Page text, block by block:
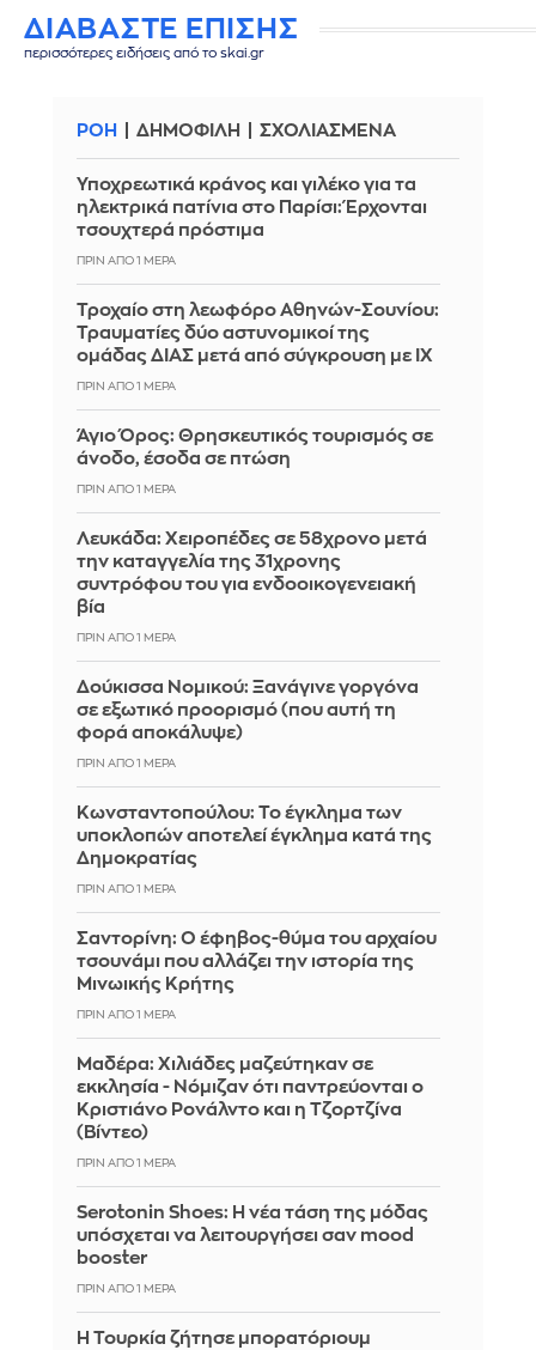
ΔΙΑΒΑΣΤΕ ΕΠΙΣΗΣ
περισσότερες ειδήσεις από το skai.gr
ΡΟΗ ΔΗΜΟΦΙΛΗ ΣΧΟΛΙΑΣΜΕΝΑ
Υποχρεωτικά κράνος και γιλέκο για τα
ηλεκτρικά πατίνια στο Παρίσι: Έρχονται
τσουχτερά πρόστιμα
ΠΡΙΝ ΑΠΌ 1 ΜΈΡΑ
Τροχαίο στη λεωφόρο Αθηνών-Σουνίου:
Τραυματίες δύο αστυνομικοί της
ομάδας ΔΙΑΣ μετά από σύγκρουση με ΙΧ
ΠΡΙΝ ΑΠΌ 1 ΜΈΡΑ
Άγιο Όρος: Θρησκευτικός τουρισμός σε
άνοδο, έσοδα σε πτώση
ΠΡΙΝ ΑΠΌ 1 ΜΈΡΑ
Λευκάδα: Χειροπέδες σε 58χρονο μετά
την καταγγελία της 31χρονης
συντρόφου του για ενδοοικογενειακή
βία
ΠΡΙΝ ΑΠΌ 1 ΜΈΡΑ
Δούκισσα Νομικού: Ξανάγινε γοργόνα
σε εξωτικό προορισμό (που αυτή τη
φορά αποκάλυψε)
ΠΡΙΝ ΑΠΌ 1 ΜΈΡΑ
Κωνσταντοπούλου: Το έγκλημα των
υποκλοπών αποτελεί έγκλημα κατά της
Δημοκρατίας
ΠΡΙΝ ΑΠΌ 1 ΜΈΡΑ
Σαντορίνη: Ο έφηβος-θύμα του αρχαίου
τσουνάμι που αλλάζει την ιστορία της
Μινωικής Κρήτης
ΠΡΙΝ ΑΠΌ 1 ΜΈΡΑ
Μαδέρα: Χιλιάδες μαζεύτηκαν σε
εκκλησία - Νόμιζαν ότι παντρεύονται ο
Κριστιάνο Ρονάλντο και η Τζορτζίνα
(Βίντεο)
ΠΡΙΝ ΑΠΌ 1 ΜΈΡΑ
Serotonin Shoes: Η νέα τάση της μόδας
υπόσχεται να λειτουργήσει σαν mood
booster
ΠΡΙΝ ΑΠΌ 1 ΜΈΡΑ
Η Τουρκία ζήτησε μπορατόριουμ